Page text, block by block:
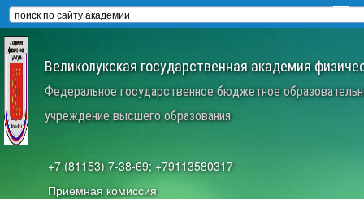
Великолукская государственная академия
Федеральное государственное бюджетное
учреждение высшего образования
+7 (81153) 7-38-69; +79113580317
Приёмная комиссия